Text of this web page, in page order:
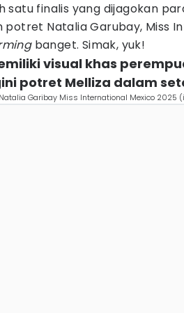
satu finalis yang dijagokan
potret Natalia Garubay, Miss
banget. Simak, yuk!
visual khas
potret Melliza dalam
Garibay Miss International Mexico